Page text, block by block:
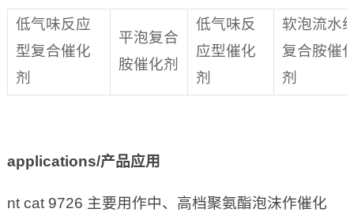
低气味反应
型复合催化
剂
平泡复合
胺催化剂
低气味反
应型催化
剂
软泡流水
复合胺催
剂
applications/产品应用
nt cat 9726 主要用作中、高档聚氨酯泡沫作催化